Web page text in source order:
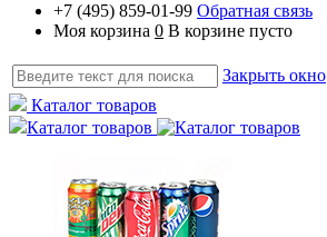
+7 (495) 859-01-99 Обратная связь
Моя корзина 0 В корзине пусто
Закрыть окно
Каталог товаров
Каталог товаров